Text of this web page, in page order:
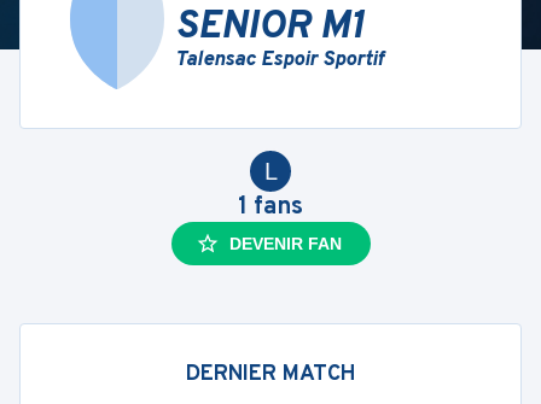
SENIOR M1
Talensac Espoir Sportif
L
1 fans
DEVENIR FAN
DERNIER MATCH